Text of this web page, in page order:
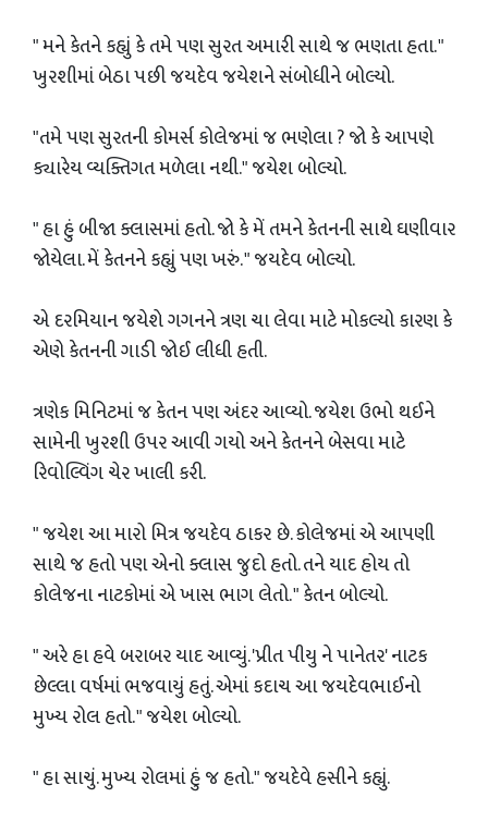
" મને કેતને કહ્યું કે તમે પણ સુરત અમારી સાથે જ ભણતા હતા. "
ખુરશીમાં બેઠા પછી જયદેવ જયેશને સંબોધીને બોલ્યો.
"તમે પણ સુરતની કોમર્સ કોલેજમાં જ ભણેલા ? જો કે આપણે
ક્યારેય વ્યક્તિગત મળેલા નથી." જયેશ બોલ્યો.
" હા હું બીજા ક્લાસમાં હતો. જો કે મેં તમને કેતનની સાથે ઘણીવાર
જોયેલા. મેં કેતનને કહ્યું પણ ખરું. " જયદેવ બોલ્યો.
એ દરમિયાન જયેશે ગગનને ત્રણ ચા લેવા માટે મોકલ્યો કારણ કે
એણે કેતનની ગાડી જોઈ લીધી હતી.
ત્રણેક મિનિટમાં જ કેતન પણ અંદર આવ્યો. જયેશ ઉભો થઈને
સામેની ખુરશી ઉપર આવી ગયો અને કેતનને બેસવા માટે
રિવોલ્વિંગ ચેર ખાલી કરી.
" જયેશ આ મારો મિત્ર જયદેવ ઠાકર છે. કોલેજમાં એ આપણી
સાથે જ હતો પણ એનો ક્લાસ જુદો હતો. તને યાદ હોય તો
કોલેજના નાટકોમાં એ ખાસ ભાગ લેતો. " કેતન બોલ્યો.
" અરે હા હવે બરાબર યાદ આવ્યું. 'પ્રીત પીયુ ને પાનેતર' નાટક
છેલ્લા વર્ષમાં ભજવાયું હતું. એમાં કદાચ આ જયદેવભાઈનો
મુખ્ય રોલ હતો. " જયેશ બોલ્યો.
" હા સાચું. મુખ્ય રોલમાં હું જ હતો." જયદેવે હસીને કહ્યું.